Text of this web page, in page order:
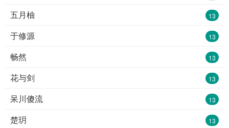
13
五月柚
13
于修源
13
畅然
13
花与剑
13
呆川傻流
13
楚玥